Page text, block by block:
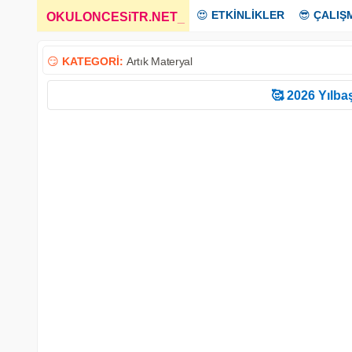
OKULONCESiTR.NET 😍 ETKİNLİKLER 😎
😏 KATEGORİ: Artık Materyal
🥰 2026